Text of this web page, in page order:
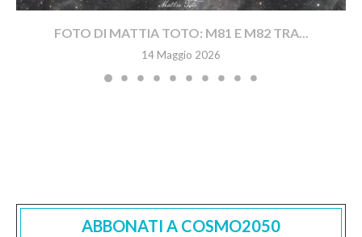
FOTO DI MATTIA TOTO: M81 E M82 TRA...
14 Maggio 2026
ABBONATI A COSMO2050